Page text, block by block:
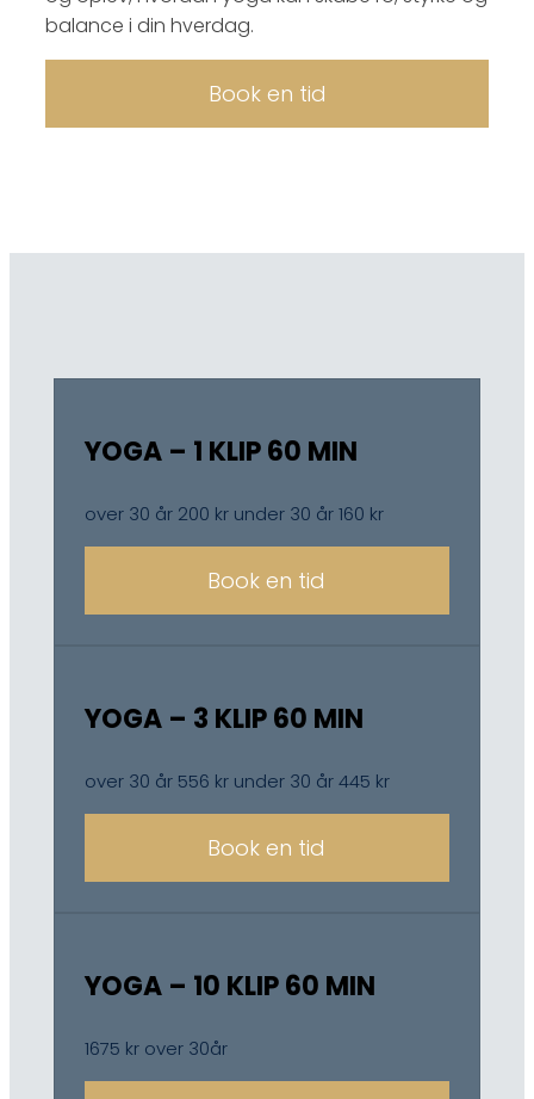
balance i din hverdag.
Book en tid
YOGA – 1 KLIP 60 MIN
over 30 år 200 kr under 30 år 160 kr
Book en tid
YOGA – 3 KLIP 60 MIN
over 30 år 556 kr under 30 år 445 kr
Book en tid
YOGA – 10 KLIP 60 MIN
1675 kr over 30år